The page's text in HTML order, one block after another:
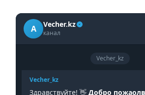
A Vecher.kz
канал
Vecher_kz
Vecher_kz
Здравствуйте! 👋 Добро